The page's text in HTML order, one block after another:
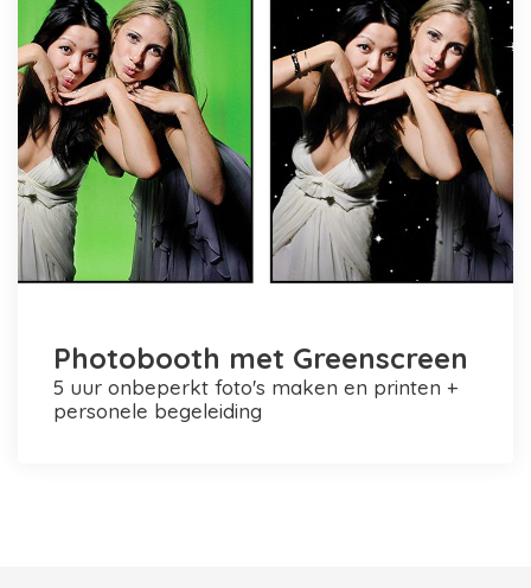
Photobooth met Greenscreen
5 uur onbeperkt foto's maken en printen +
personele begeleiding